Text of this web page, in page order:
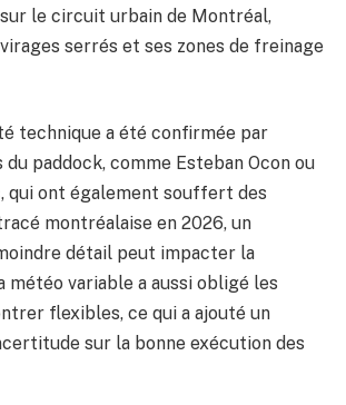
le circuit urbain de Montréal,
serrés et ses zones de freinage
technique a été confirmée par
du paddock, comme Esteban Ocon ou
qui ont également souffert des
montréalaise en 2026, un
détail peut impacter la
météo variable a aussi obligé les
flexibles, ce qui a ajouté un
sur la bonne exécution des